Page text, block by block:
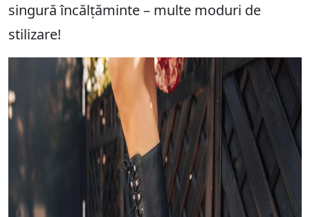
singură încălțăminte – multe moduri de
stilizare!